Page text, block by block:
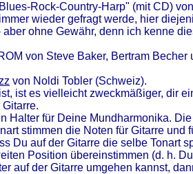
Rock-Country-Harp" (mit CD)
wieder gefragt werde, hier
ohne Gewähr, denn ich kenne
von Steve Baker, Bertram Becher
von Noldi Tobler (Schweiz).
ist es vielleicht zweckmäßiger, dir
Halter für Deine Mundharmonika.
stimmen die Noten für Gitarre und
Du auf der Gitarre die selbe Tonart
Position übereinstimmen (d. h.
auf der Gitarre umgehen kannst,